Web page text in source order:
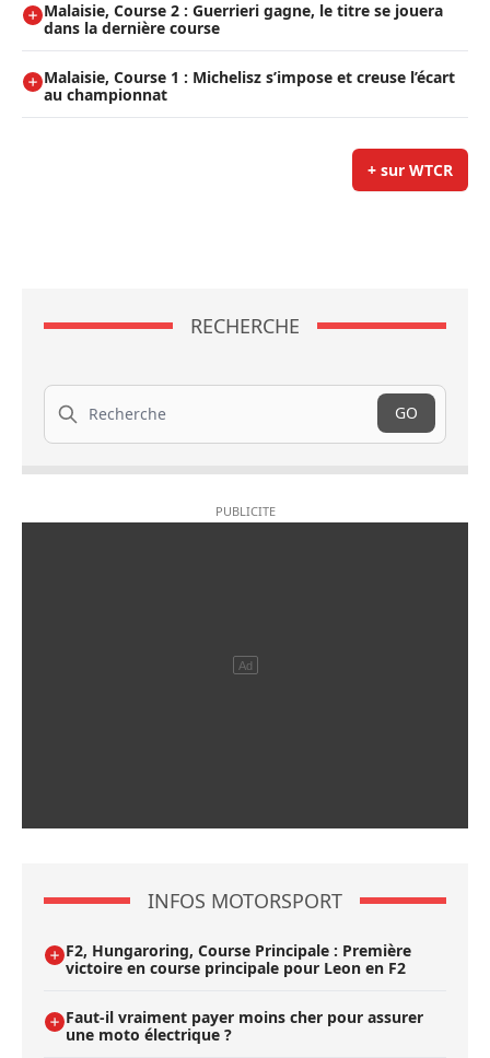
Malaisie, Course 2 : Guerrieri gagne, le titre se jouera
dans la dernière course
Malaisie, Course 1 : Michelisz s’impose et creuse l’écart
au championnat
+ sur WTCR
RECHERCHE
Recherche
GO
INFOS MOTORSPORT
F2, Hungaroring, Course Principale : Première
victoire en course principale pour Leon en F2
Faut-il vraiment payer moins cher pour assurer
une moto électrique ?